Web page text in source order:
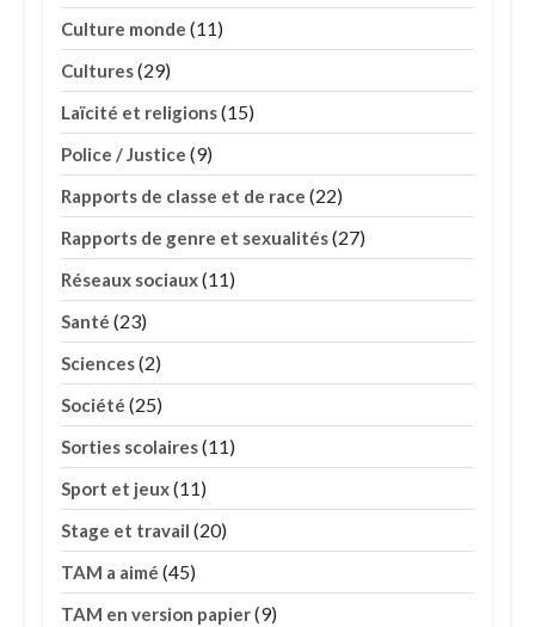
Culture monde (11)
Cultures(29)
Laïcité et religions(15)
Police / Justice (9)
Rapports de classe et de race (22)
Rapports de genre et sexualités(27)
Réseaux sociaux(11)
Santé (23)
Sciences(2)
Société (25)
Sorties scolaires(11)
Sport et jeux(11)
Stage et travail (20)
TAM a aimé (45)
TAM en version papier(9)